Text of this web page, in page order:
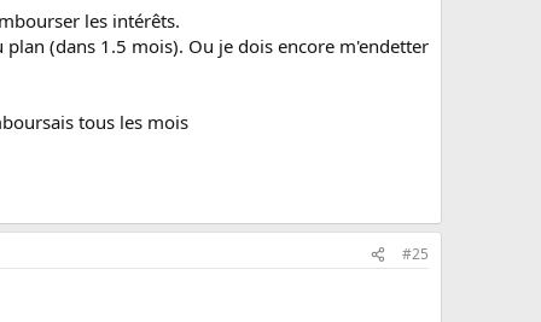
les intérêts.
(dans 1.5 mois). Ou je dois encore m'endetter
tous les mois
#25